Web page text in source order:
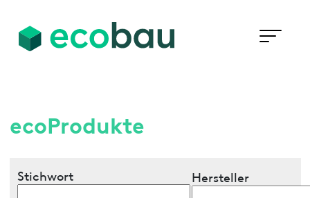
ecoProdukte
Stichwort Hersteller